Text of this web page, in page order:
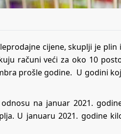
cijene, skuplji je
računi veći za oko 10
prošle godine. U godini
na januar 2021.
U januaru 2021. godine